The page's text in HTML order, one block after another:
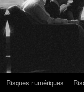
Risques numériques